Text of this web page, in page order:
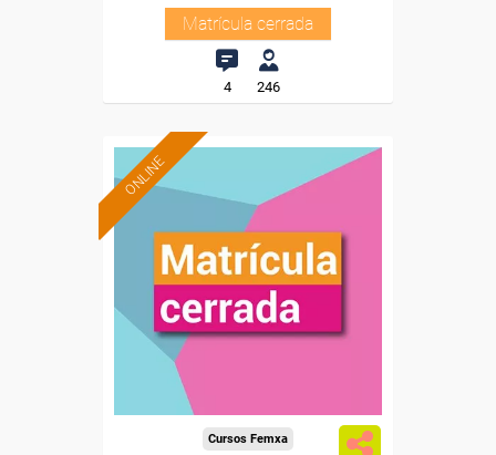
Matrícula cerrada
4 246
ONLINE
Cursos Femxa